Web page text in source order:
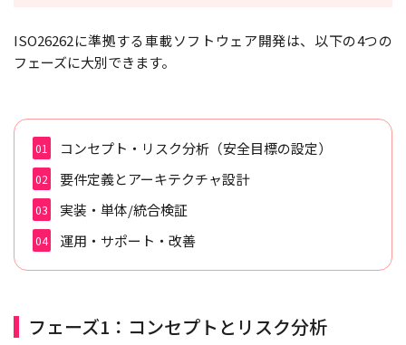
ISO26262に準拠する車載ソフトウェア開発は、以下の4つの
フェーズに大別できます。
コンセプト・リスク分析（安全目標の設定）
要件定義とアーキテクチャ設計
実装・単体/統合検証
運用・サポート・改善
フェーズ1：コンセプトとリスク分析